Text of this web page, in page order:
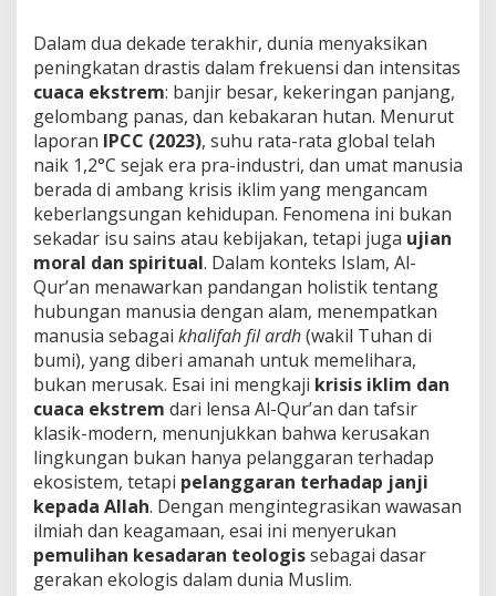
n
s
t
r
u
k
s
i
t
i
k
a
E
k
o
l
o
g
s
d
a
l
a
m
A
l
Dalam dua dekade terakhir, dunia menyaksikan
peningkatan drastis dalam frekuensi dan intensitas
cuaca ekstrem: banjir besar, kekeringan panjang,
gelombang panas, dan kebakaran hutan. Menurut
laporan IPCC (2023), suhu rata-rata global telah
naik 1,2°C sejak era pra-industri, dan umat manusia
berada di ambang krisis iklim yang mengancam
keberlangsungan kehidupan. Fenomena ini bukan
sekadar isu sains atau kebijakan, tetapi juga ujian
moral dan spiritual. Dalam konteks Islam, Al-
Qur’an menawarkan pandangan holistik tentang
hubungan manusia dengan alam, menempatkan
manusia sebagai khalifah fil ardh(wakil Tuhan di
bumi), yang diberi amanah untuk memelihara,
bukan merusak. Esai ini mengkaji krisis iklim dan
cuaca ekstrem dari lensa Al-Qur’an dan tafsir
klasik-modern, menunjukkan bahwa kerusakan
lingkungan bukan hanya pelanggaran terhadap
ekosistem, tetapi pelanggaran terhadap janji
kepada Allah. Dengan mengintegrasikan wawasan
ilmiah dan keagamaan, esai ini menyerukan
pemulihan kesadaran teologissebagai dasar
gerakan ekologis dalam dunia Muslim.